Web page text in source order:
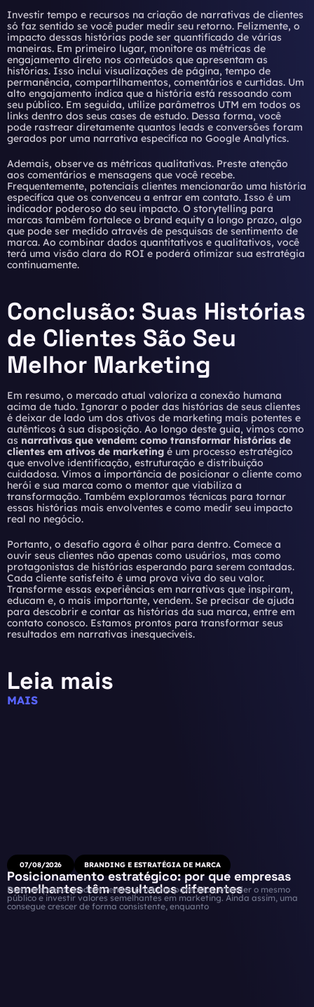
Investir tempo e recursos na criação de narrativas de clientes
só faz sentido se você puder medir seu retorno. Felizmente, o
impacto dessas histórias pode ser quantificado de várias
maneiras. Em primeiro lugar, monitore as métricas de
engajamento direto nos conteúdos que apresentam as
histórias. Isso inclui visualizações de página, tempo de
permanência, compartilhamentos, comentários e curtidas. Um
alto engajamento indica que a história está ressoando com
seu público. Em seguida, utilize parâmetros UTM em todos os
links dentro dos seus cases de estudo. Dessa forma, você
pode rastrear diretamente quantos leads e conversões foram
gerados por uma narrativa específica no Google Analytics.
Ademais, observe as métricas qualitativas. Preste atenção
aos comentários e mensagens que você recebe.
Frequentemente, potenciais clientes mencionarão uma história
específica que os convenceu a entrar em contato. Isso é um
indicador poderoso do seu impacto. O storytelling para
marcas também fortalece o brand equity a longo prazo, algo
que pode ser medido através de pesquisas de sentimento de
marca. Ao combinar dados quantitativos e qualitativos, você
terá uma visão clara do ROI e poderá otimizar sua estratégia
continuamente.
Conclusão: Suas Histórias
de Clientes São Seu
Melhor Marketing
Em resumo, o mercado atual valoriza a conexão humana
acima de tudo. Ignorar o poder das histórias de seus clientes
é deixar de lado um dos ativos de marketing mais potentes e
autênticos à sua disposição. Ao longo deste guia, vimos como
as narrativas que vendem: como transformar histórias de
clientes em ativos de marketing é um processo estratégico
que envolve identificação, estruturação e distribuição
cuidadosa. Vimos a importância de posicionar o cliente como
herói e sua marca como o mentor que viabiliza a
transformação. Também exploramos técnicas para tornar
essas histórias mais envolventes e como medir seu impacto
real no negócio.
Portanto, o desafio agora é olhar para dentro. Comece a
ouvir seus clientes não apenas como usuários, mas como
protagonistas de histórias esperando para serem contadas.
Cada cliente satisfeito é uma prova viva do seu valor.
Transforme essas experiências em narrativas que inspiram,
educam e, o mais importante, vendem. Se precisar de ajuda
para descobrir e contar as histórias da sua marca, entre em
contato conosco. Estamos prontos para transformar seus
resultados em narrativas inesquecíveis.
Leia mais
MAIS
07/08/2026 BRANDING E ESTRATÉGIA DE MARCA
Posicionamento estratégico: por que empresas
semelhantes têm resultados diferentes
Duas empresas podem vender produtos parecidos, atender o mesmo
público e investir valores semelhantes em marketing. Ainda assim, uma
consegue crescer de forma consistente, enquanto